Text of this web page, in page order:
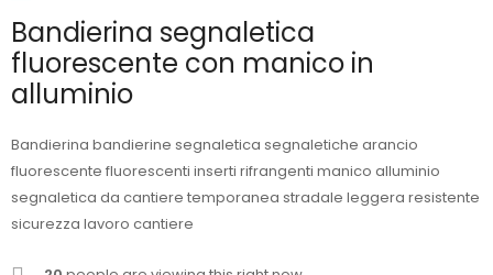
Bandierina segnaletica
fluorescente con manico in
alluminio
Bandierina bandierine segnaletica segnaletiche arancio
fluorescente fluorescenti inserti rifrangenti manico alluminio
segnaletica da cantiere temporanea stradale leggera resistente
sicurezza lavoro cantiere